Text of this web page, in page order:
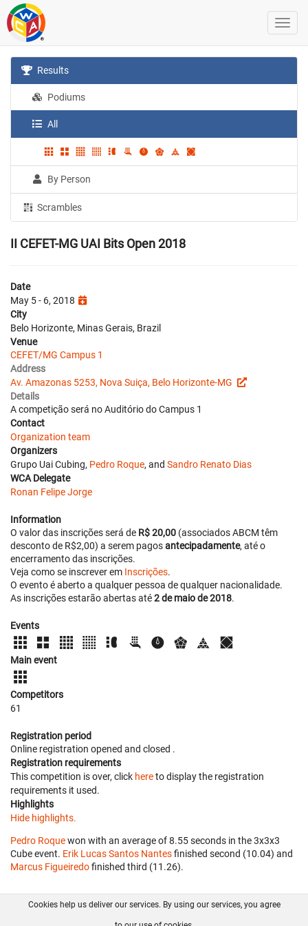
Results
Podiums
All
By Person
Scrambles
II CEFET-MG UAI Bits Open 2018
Date
May 5 - 6, 2018
City
Belo Horizonte, Minas Gerais, Brazil
Venue
CEFET/MG Campus 1
Address
Av. Amazonas 5253, Nova Suiça, Belo Horizonte-MG
Details
A competição será no Auditório do Campus 1
Contact
Organization team
Organizers
Grupo Uai Cubing, Pedro Roque, and Sandro Renato Dias
WCA Delegate
Ronan Felipe Jorge
Information
O valor das inscrições será de R$ 20,00 (associados ABCM têm
desconto de R$2,00) a serem pagosantecipadamente, até o
encerramento das inscrições.
Veja como se inscrever em Inscrições.
O evento é aberto a qualquer pessoa de qualquer nacionalidade.
As inscrições estarão abertas até2 de maio de 2018.
Events
Main event
Competitors
61
Registration period
Online registration opened and closed .
Registration requirements
This competition is over, click hereto display the registration
requirements it used.
Highlights
Hide highlights.
Pedro Roquewon with an average of 8.55 seconds in the 3x3x3
Cube event. Erik Lucas Santos Nantesfinished second (10.04) and
Marcus Figueiredofinished third (11.26).
FAQ Contact GitHub
Cookies help us deliver our services. By using our services, you agree